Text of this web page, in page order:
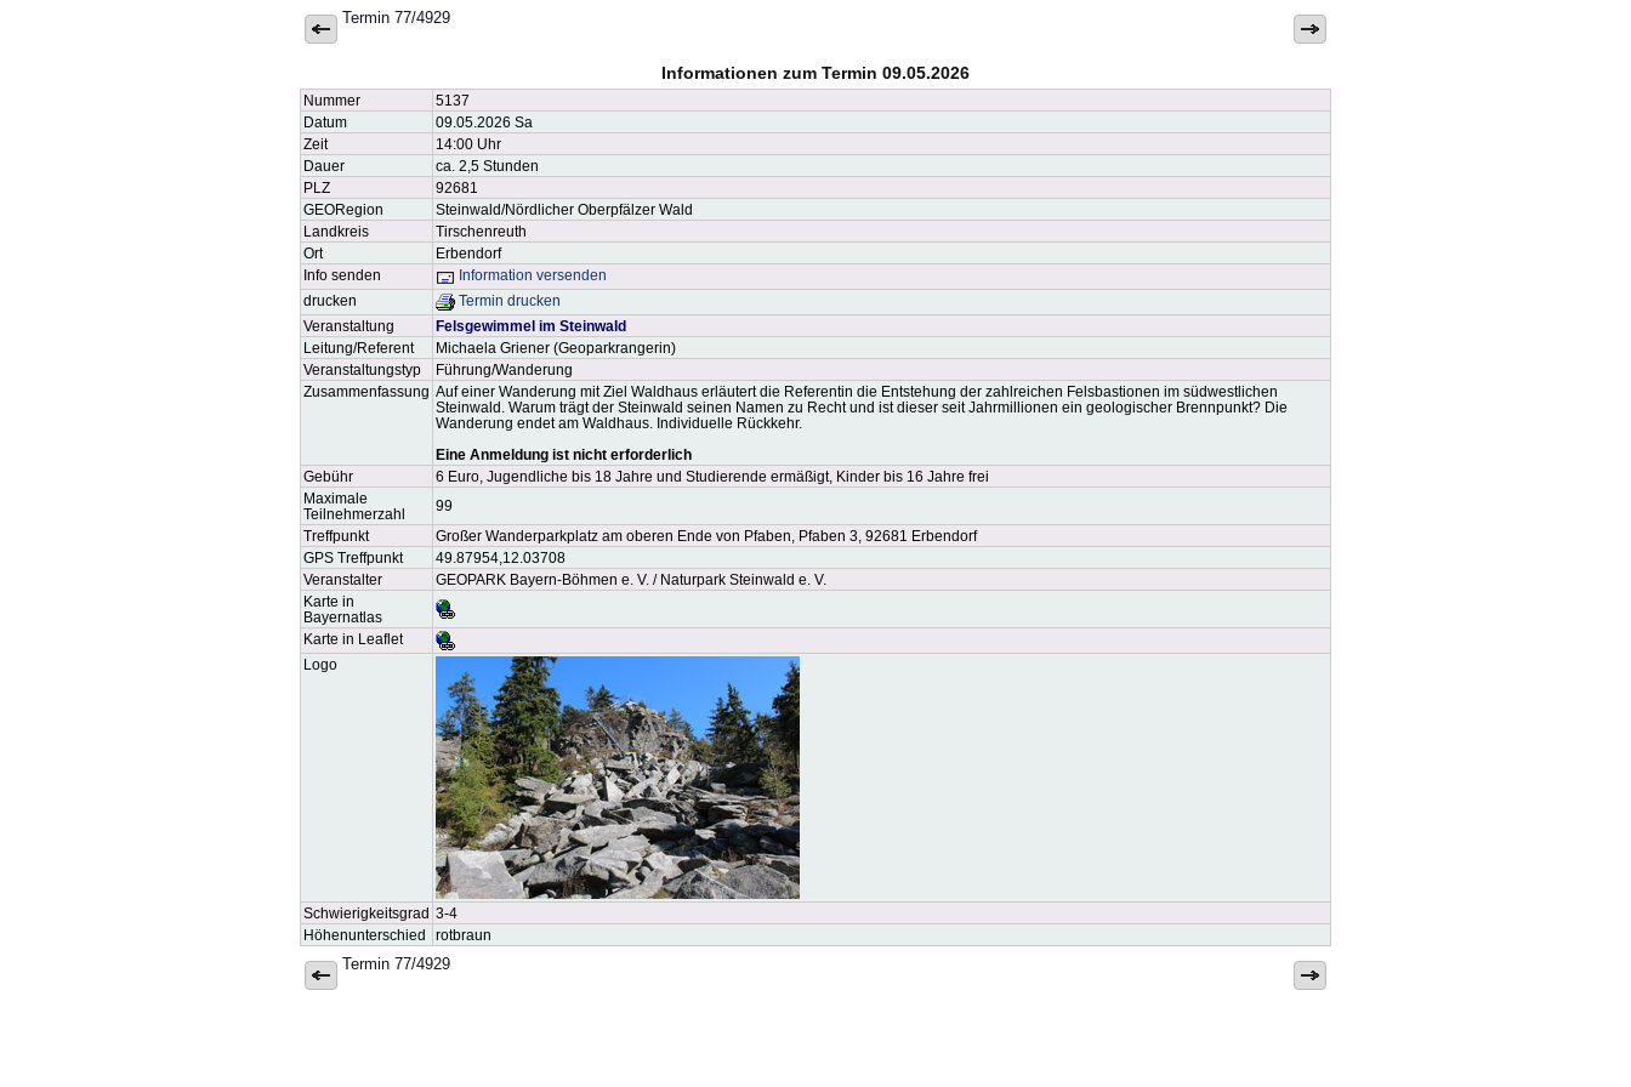
Termin 77/4929
Informationen zum Termin 09.05.2026
Nummer
5137
Datum
09.05.2026 Sa
Zeit
14:00 Uhr
Dauer
ca. 2,5 Stunden
PLZ
92681
GEORegion
Steinwald/Nördlicher Oberpfälzer Wald
Landkreis
Tirschenreuth
Ort
Erbendorf
Info senden
Information versenden
drucken
Termin drucken
Veranstaltung
Felsgewimmel im Steinwald
Leitung/Referent
Michaela Griener (Geoparkrangerin)
Veranstaltungstyp
Führung/Wanderung
Zusammenfassung Auf einer Wanderung mit Ziel Waldhaus erläutert die Referentin die Entstehung der zahlreichen Felsbastionen im südwestlichen
Steinwald. Warum trägt der Steinwald seinen Namen zu Recht und ist dieser seit Jahrmillionen ein geologischer Brennpunkt? Die
Wanderung endet am Waldhaus. Individuelle Rückkehr.
Eine Anmeldung ist nicht erforderlich
Gebühr
6 Euro, Jugendliche bis 18 Jahre und Studierende ermäßigt, Kinder bis 16 Jahre frei
Maximale
Teilnehmerzahl
99
Treffpunkt
Großer Wanderparkplatz am oberen Ende von Pfaben, Pfaben 3, 92681 Erbendorf
GPS Treffpunkt
49.87954,12.03708
Veranstalter
GEOPARK Bayern-Böhmen e. V. / Naturpark Steinwald e. V.
Karte in
Bayernatlas
Karte in Leaflet
Logo
Schwierigkeitsgrad 3-4
Höhenunterschied
rotbraun
Termin 77/4929